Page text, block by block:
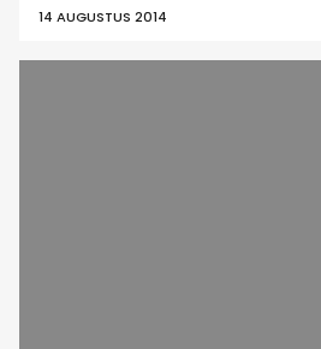
14 AUGUSTUS 2014